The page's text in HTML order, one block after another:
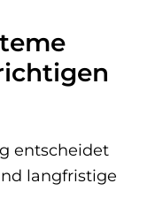
entscheidet
langfristige